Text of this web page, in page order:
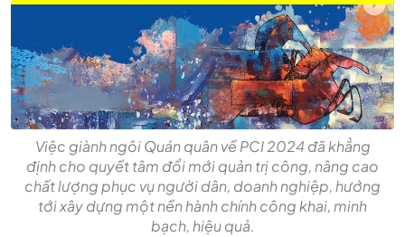
Việc giành ngôi Quán quân về PCI 2024 đã khẳng
định cho quyết tâm đổi mới quản trị công, nâng cao
chất lượng phục vụ người dân, doanh nghiệp, hướng
tới xây dựng một nền hành chính công khai, minh
bạch, hiệu quả.